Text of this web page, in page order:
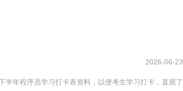
2026-06-23
年程序员学习打卡表资料，以便考生学习打卡，直观了